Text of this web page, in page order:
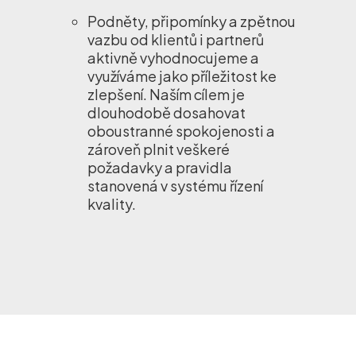
Podněty, připomínky a zpětnou
vazbu od klientů i partnerů
aktivně vyhodnocujeme a
využíváme jako příležitost ke
zlepšení. Naším cílem je
dlouhodobě dosahovat
oboustranné spokojenosti a
zároveň plnit veškeré
požadavky a pravidla
stanovená v systému řízení
kvality.